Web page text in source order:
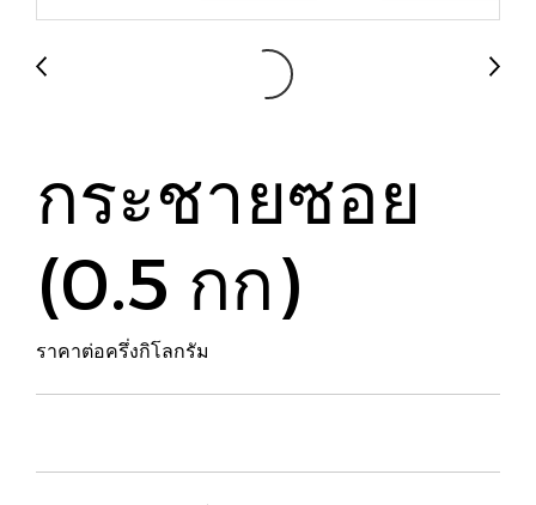
กระชายซอย
(0.5 กก)
ราคาต่อครึ่งกิโลกรัม